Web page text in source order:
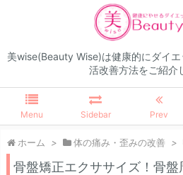
美wise(Beauty Wise)は健康的にダイ
活改善方法をご紹介
Menu Sidebar Prev
ホーム > 体の痛み・歪みの改善 >
骨盤矯正エクササイズ！骨